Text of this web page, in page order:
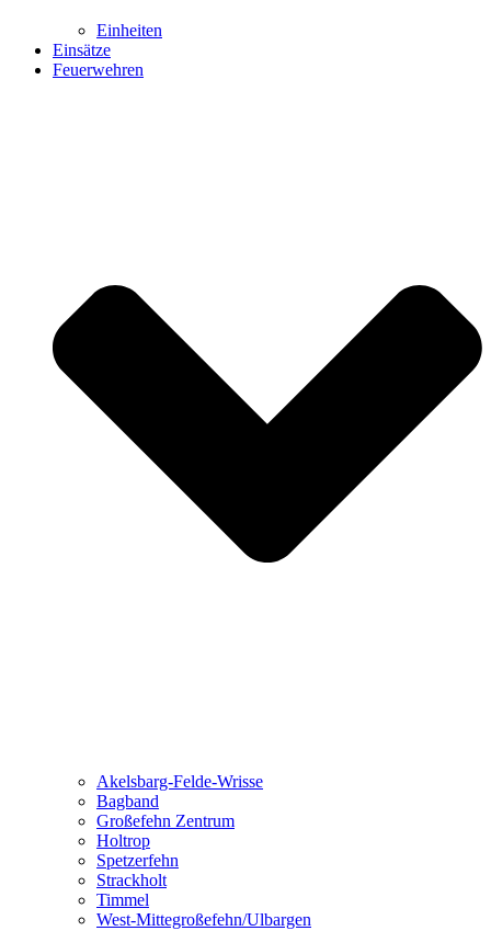
Einheiten
Einsätze
Feuerwehren
Akelsbarg-Felde-Wrisse
Bagband
Großefehn Zentrum
Holtrop
Spetzerfehn
Strackholt
Timmel
West-Mittegroßefehn/Ulbargen